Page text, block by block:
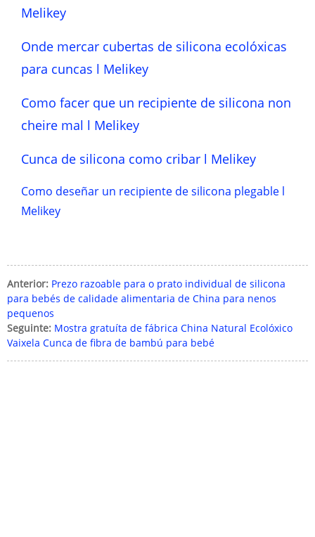
Melikey
Onde mercar cubertas de silicona ecolóxicas
para cuncas l Melikey
Como facer que un recipiente de silicona non
cheire mal l Melikey
Cunca de silicona como cribar l Melikey
Como deseñar un recipiente de silicona plegable l
Melikey
Anterior: Prezo razoable para o prato individual de silicona
para bebés de calidade alimentaria de China para nenos
pequenos
Seguinte: Mostra gratuíta de fábrica China Natural Ecolóxico
Vaixela Cunca de fibra de bambú para bebé